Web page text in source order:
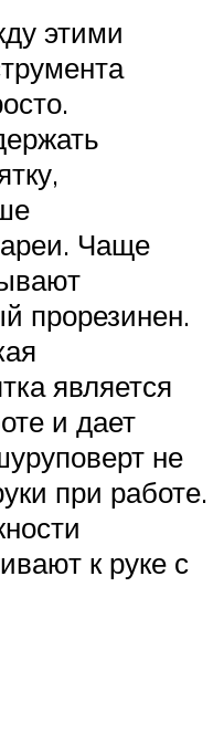
этими
Чаще
прорезинен.
является
и дает
не
при работе.
к руке с